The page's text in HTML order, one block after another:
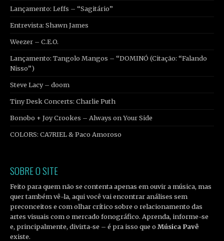
Lançamento: Leffs – “Sagitário”
Entrevista: Shawn James
Weezer – C.E.O.
Lançamento: Tangolo Mangos – “DOMINÓ (Citação: “Falando
Nisso”)
Steve Lacy – doom
Tiny Desk Concerts: Charlie Puth
Bonobo + Joy Crookes – Always on Your Side
COLORS: CA7RIEL & Paco Amoroso
SOBRE O SITE
Feito para quem não se contenta apenas em ouvir a música, mas
quer também vê-la, aqui você vai encontrar análises sem
preconceitos e com olhar crítico sobre o relacionamento das
artes visuais com o mercado fonográfico. Aprenda, informe-se
e, principalmente, divirta-se – é pra isso que oMúsica Pavê
existe.